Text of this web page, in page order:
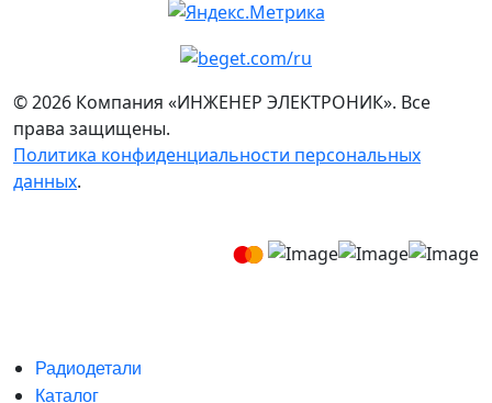
© 2026 Компания «ИНЖЕНЕР ЭЛЕКТРОНИК». Все
права защищены.
Политика конфиденциальности персональных
данных.
Радиодетали
Каталог